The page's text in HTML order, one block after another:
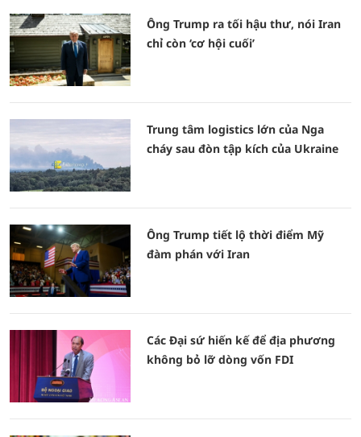
Ông Trump ra tối hậu thư, nói Iran
chỉ còn ‘cơ hội cuối’
Trung tâm logistics lớn của Nga
cháy sau đòn tập kích của Ukraine
Ông Trump tiết lộ thời điểm Mỹ
đàm phán với Iran
Các Đại sứ hiến kế để địa phương
không bỏ lỡ dòng vốn FDI